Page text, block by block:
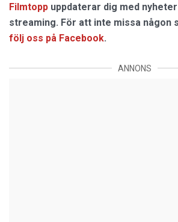
Filmtopp uppdaterar dig med
streaming. För att inte missa någon
följ oss på Facebook.
ANNONS